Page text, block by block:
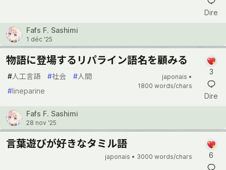
Dire
Fafs F. Sashimi
1 déc '25
物語に登場するリパライン語名を顧みる
#人工言語 #社会 #人間
#lineparine
japonais •
1800 words/chars
3
Dire
Fafs F. Sashimi
28 nov '25
言葉遊びが好きなタミル語
japonais • 3000 words/chars 6